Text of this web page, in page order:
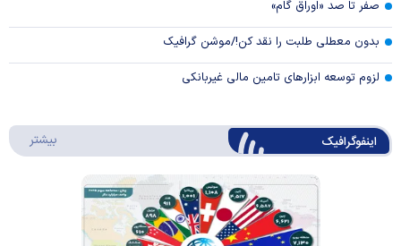
صفر تا صد «اوراق گام»
بدون معطلی طلبت را نقد کن!/موشن گرافیک
لزوم توسعه ابزارهای تامین مالی غیربانکی
اینفوگرافیک بیشتر